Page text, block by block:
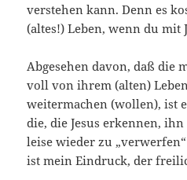
verstehen kann. Denn es
(altes!) Leben, wenn du mit
Abgesehen davon, daß die
voll von ihrem (alten)
weitermachen (wollen), ist
die, die Jesus erkennen,
leise wieder zu
ist mein Eindruck, der